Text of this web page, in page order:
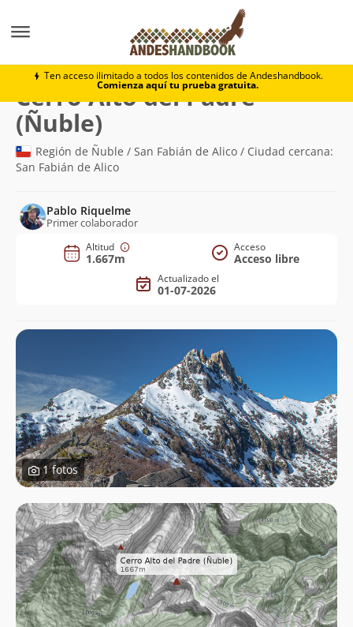
Ten acceso ilimitado a todos los contenidos de Andeshandbook.
Comienza aquí tu prueba gratuita.
Cerro Alto del Padre (Ñuble)
Cerro Alto del Padre
(Ñuble)
Región de Ñuble / San Fabián de Alico / Ciudad cercana:
San Fabián de Alico
Pablo Riquelme
Primer colaborador
Altitud
1.667m
Acceso
Acceso libre
Actualizado el
01-07-2026
1 fotos